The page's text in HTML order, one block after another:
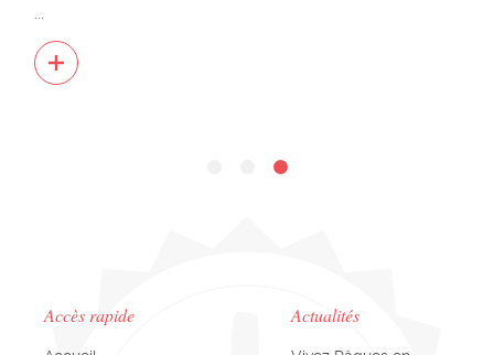
Accès rapide Actualités